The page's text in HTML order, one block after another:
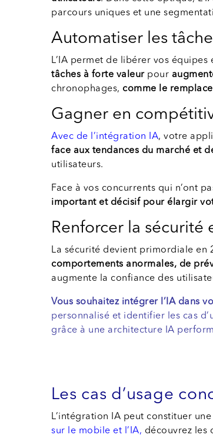
parcours uniques et une
Automatiser les
L’IA permet de libérer vos
tâches à forte valeurpour
chronophages, comme le
Gagner en
Avec de l’intégration IA, votre
face aux tendances du marché et
utilisateurs.
Face à vos concurrents qui n’ont
important et décisif pour élargir
Renforcer la
La sécurité devient primordiale en
comportements anormales, de
augmente la confiance des
Vous souhaitez intégrer l’IA dans
personnalisé et identifier les cas
grâce à une architecture IA
Les cas d’usage
L’intégration IA peut constituer
sur le mobile et l’IA, découvrez les